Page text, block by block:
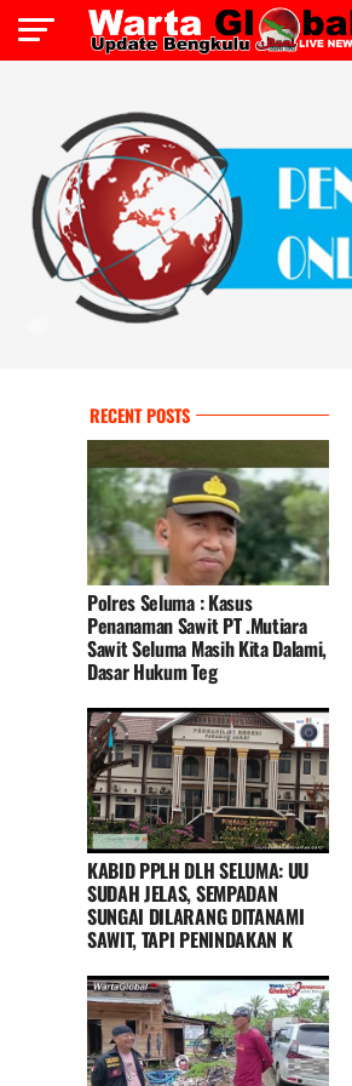
RECENT POSTS
Polres Seluma : Kasus
Penanaman Sawit PT .Mutiara
Sawit Seluma Masih Kita Dalami,
Dasar Hukum Teg
KABID PPLH DLH SELUMA: UU
SUDAH JELAS, SEMPADAN
SUNGAI DILARANG DITANAMI
SAWIT, TAPI PENINDAKAN K